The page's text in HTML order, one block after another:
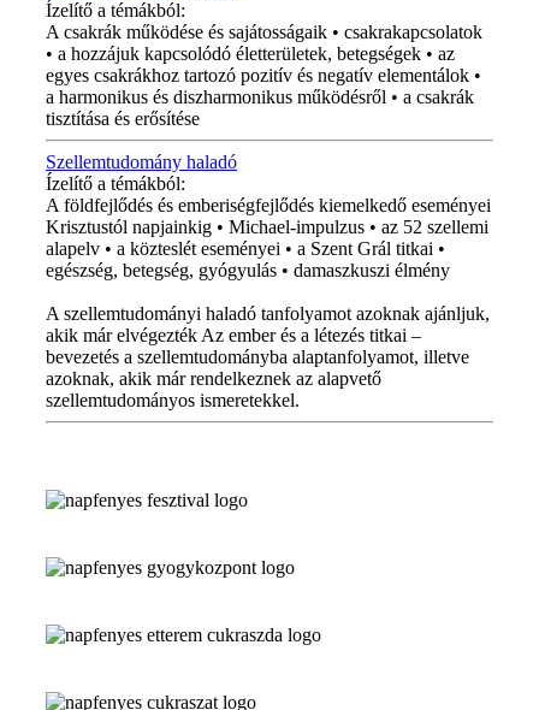
Ízelítő a témákból:
A csakrák működése és sajátosságaik • csakrakapcsolatok
• a hozzájuk kapcsolódó életterületek, betegségek • az
egyes csakrákhoz tartozó pozitív és negatív elementálok •
a harmonikus és diszharmonikus működésről • a csakrák
tisztítása és erősítése
Szellemtudomány haladó
Ízelítő a témákból:
A földfejlődés és emberiségfejlődés kiemelkedő eseményei
Krisztustól napjainkig • Michael-impulzus • az 52 szellemi
alapelv • a közteslét eseményei • a Szent Grál titkai •
egészség, betegség, gyógyulás • damaszkuszi élmény
A szellemtudományi haladó tanfolyamot azoknak ajánljuk,
akik már elvégezték Az ember és a létezés titkai –
bevezetés a szellemtudományba alaptanfolyamot, illetve
azoknak, akik már rendelkeznek az alapvető
szellemtudományos ismeretekkel.